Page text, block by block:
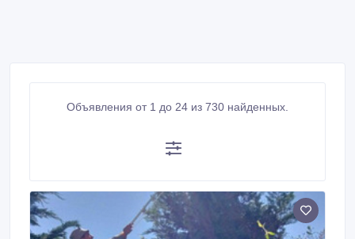
Объявления от 1 до 24 из 730 найденных.